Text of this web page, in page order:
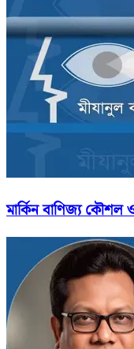
মার্কিন বাণিজ্য কৌশল ও